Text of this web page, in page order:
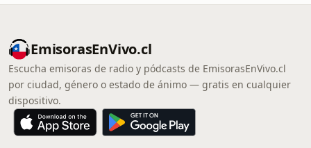
EmisorasEnVivo.cl
Escucha emisoras de radio y pódcasts de EmisorasEnVivo.cl
por ciudad, género o estado de ánimo — gratis en cualquier
dispositivo.